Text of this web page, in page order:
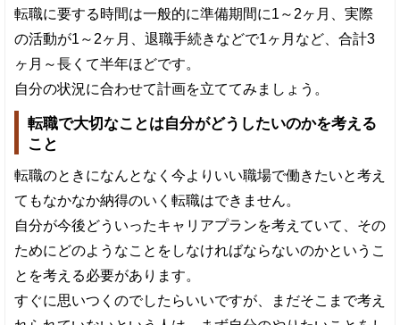
転職に要する時間は一般的に準備期間に1～2ヶ月、実際
の活動が1～2ヶ月、退職手続きなどで1ヶ月など、合計3
ヶ月～長くて半年ほどです。
自分の状況に合わせて計画を立ててみましょう。
転職で大切なことは自分がどうしたいのかを考える
こと
転職のときになんとなく今よりいい職場で働きたいと考え
てもなかなか納得のいく転職はできません。
自分が今後どういったキャリアプランを考えていて、その
ためにどのようなことをしなければならないのかというこ
とを考える必要があります。
すぐに思いつくのでしたらいいですが、まだそこまで考え